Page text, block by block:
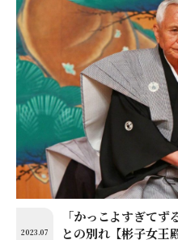
2023.07
「かっこよすぎて
との別れ【彬子女王